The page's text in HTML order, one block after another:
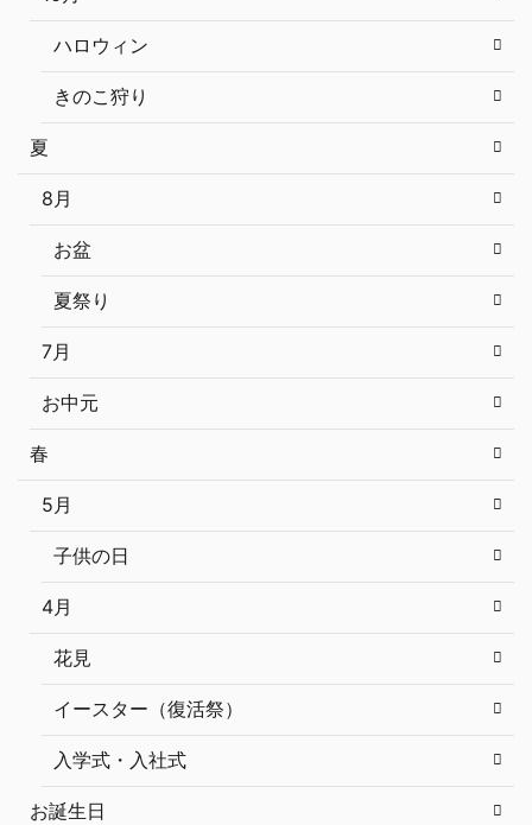
ハロウィン
きのこ狩り
夏
8月
お盆
夏祭り
7月
お中元
春
5月
子供の日
4月
花見
イースター（復活祭）
入学式・入社式
お誕生日